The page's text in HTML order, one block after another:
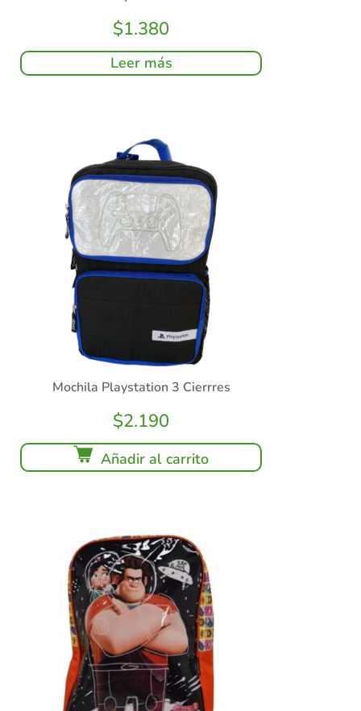
$1.380
Leer más
Mochila Playstation 3 Cierrres
$2.190
Añadir al carrito